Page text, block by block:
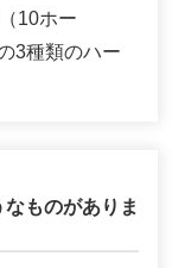
10ホー
3種類のハー
ものがありま